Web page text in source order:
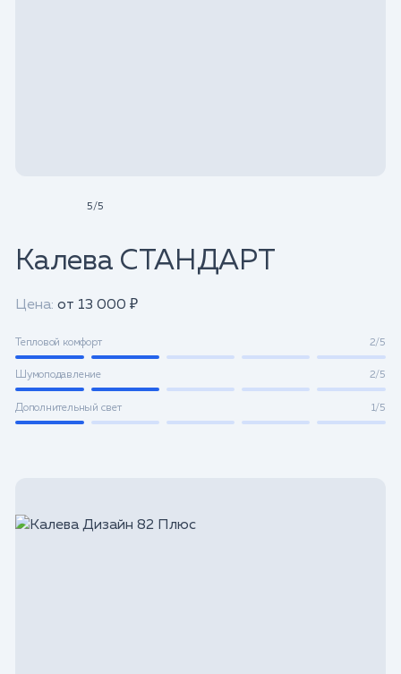
5/5
Калева СТАНДАРТ
Цена: от 13 000 ₽
Тепловой комфорт 2/5
Шумоподавление 2/5
Дополнительный свет 1/5